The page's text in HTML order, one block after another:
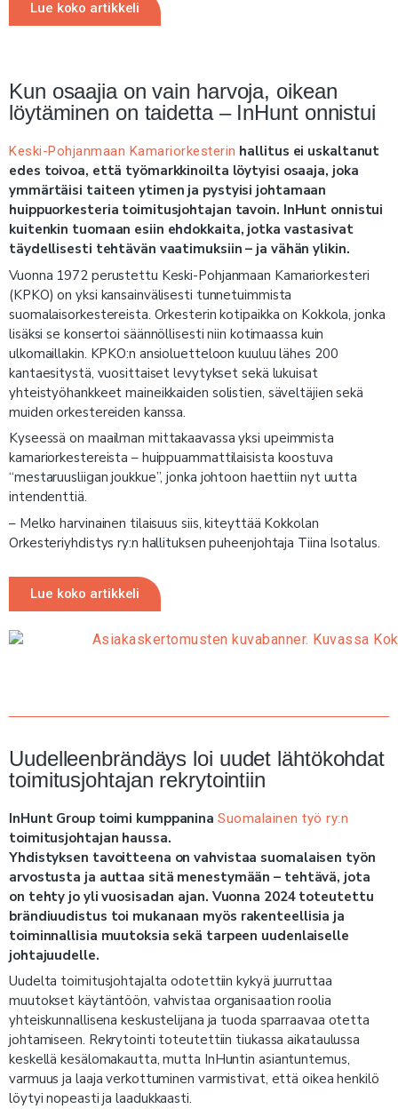
Lue koko artikkeli
Kun osaajia on vain harvoja, oikean
löytäminen on taidetta – InHunt onnistui
Keski-Pohjanmaan Kamariorkesterin hallitus ei uskaltanut
edes toivoa, että työmarkkinoilta löytyisi osaaja, joka
ymmärtäisi taiteen ytimen ja pystyisi johtamaan
huippuorkesteria toimitusjohtajan tavoin. InHunt onnistui
kuitenkin tuomaan esiin ehdokkaita, jotka vastasivat
täydellisesti tehtävän vaatimuksiin – ja vähän ylikin.
Vuonna 1972 perustettu Keski-Pohjanmaan Kamariorkesteri
(KPKO) on yksi kansainvälisesti tunnetuimmista
suomalaisorkestereista. Orkesterin kotipaikka on Kokkola, jonka
lisäksi se konsertoi säännöllisesti niin kotimaassa kuin
ulkomaillakin. KPKO:n ansioluetteloon kuuluu lähes 200
kantaesitystä, vuosittaiset levytykset sekä lukuisat
yhteistyöhankkeet maineikkaiden solistien, säveltäjien sekä
muiden orkestereiden kanssa.
Kyseessä on maailman mittakaavassa yksi upeimmista
kamariorkestereista – huippuammattilaisista koostuva
“mestaruusliigan joukkue”, jonka johtoon haettiin nyt uutta
intendenttiä.
– Melko harvinainen tilaisuus siis, kiteyttää Kokkolan
Orkesteriyhdistys ry:n hallituksen puheenjohtaja Tiina Isotalus.
Lue koko artikkeli
Uudelleenbrändäys loi uudet lähtökohdat
toimitusjohtajan rekrytointiin
InHunt Group toimi kumppanina Suomalainen työ ry:n
toimitusjohtajan haussa.
Yhdistyksen tavoitteena on vahvistaa suomalaisen työn
arvostusta ja auttaa sitä menestymään – tehtävä, jota
on tehty jo yli vuosisadan ajan. Vuonna 2024 toteutettu
brändiuudistus toi mukanaan myös rakenteellisia ja
toiminnallisia muutoksia sekä tarpeen uudenlaiselle
johtajuudelle.
Uudelta toimitusjohtajalta odotettiin kykyä juurruttaa
muutokset käytäntöön, vahvistaa organisaation roolia
yhteiskunnallisena keskustelijana ja tuoda sparraavaa otetta
johtamiseen. Rekrytointi toteutettiin tiukassa aikataulussa
keskellä kesälomakautta, mutta InHuntin asiantuntemus,
varmuus ja laaja verkottuminen varmistivat, että oikea henkilö
löytyi nopeasti ja laadukkaasti.